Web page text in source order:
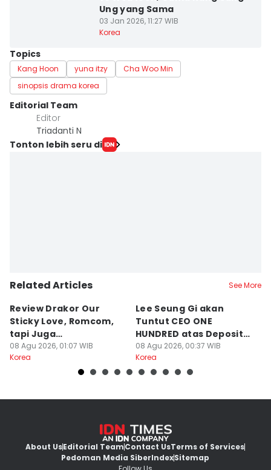
Ung yang Sama
03 Jan 2026, 11:27 WIB
Korea
Topics
Kang Hoon yuna itzy
Cha Woo Min
sinopsis drama korea
Editorial Team
Editor
Triadanti N
Tonton lebih seru di
Related Articles See More
Review Drakor Our
Sticky Love, Romcom,
tapi Juga
Menegangkan!
08 Agu 2026, 01:07 WIB
Korea
Lee Seung Gi akan
Tuntut CEO ONE
HUNDRED atas Deposit
Rumah Rp132 M
08 Agu 2026, 00:37 WIB
Korea
About UsEditorial TeamContact UsTerms of Services
Pedoman Media SiberIndexSitemap